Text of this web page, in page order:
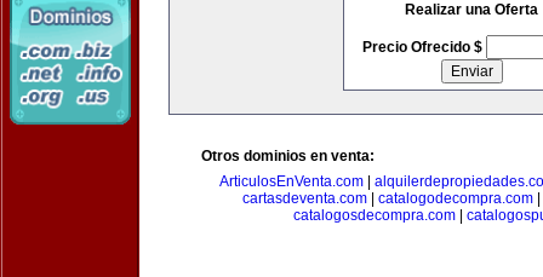
Realizar una Oferta
Precio Ofrecido $
Otros dominios en venta:
ArticulosEnVenta.com
cartasdeventa.com
catalogodecompra.com
catalogosdecompra.com